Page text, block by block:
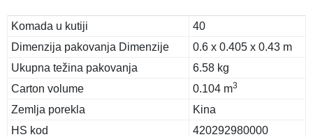
Komada u kutiji
40
Dimenzija pakovanja Dimenzije
0.6 x 0.405 x 0.43 m
Ukupna težina pakovanja
6.58 kg
Carton volume
0.104 m3
Zemlja porekla
Kina
HS kod
420292980000